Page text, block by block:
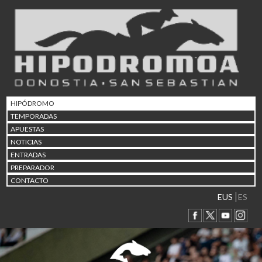
HIPÓDROMO
TEMPORADAS
APUESTAS
NOTICIAS
ENTRADAS
PREPARADOR
CONTACTO
EUS ES
02/08 17:30 Abuztuaren 2a / 2 de
Abuztuaren 9a / 9 de
12/08 12:24 Abuztaren 12a / 12 de
15/08 17:05 Abuztuaren 15a / 15 de
23/08 17:30 Abuztuaren 23a / 23 de
30/08 17:30 Abuztuaren 30a / 30 de
02/09 11:15
06/09 17:30 Irailaren 6a / 6 de
Irailaren 13a / 13 de
30/09 11:30 Irailaren 30a / 30 de